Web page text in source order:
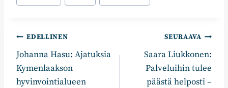
Artikkelien
selaus
EDELLINEN
Johanna Hasu: Ajatuksia
Kymenlaakson
hyvinvointialueen
SEURAAVA
Saara Liukkonen:
Palveluihin tulee
päästä helposti –